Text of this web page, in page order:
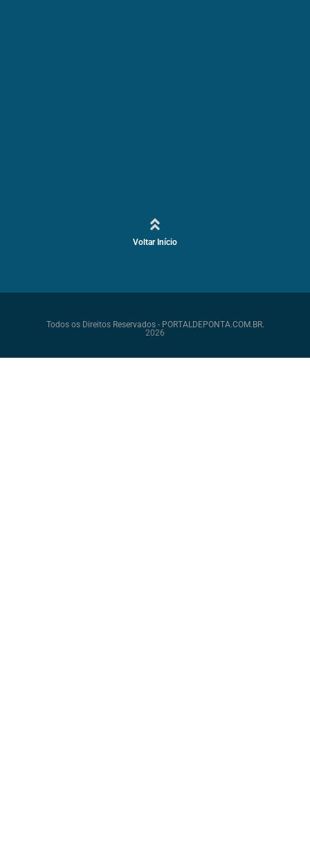
Voltar Início
Todos os Direitos Reservados - PORTALDEPONTA.COM.BR.
2026